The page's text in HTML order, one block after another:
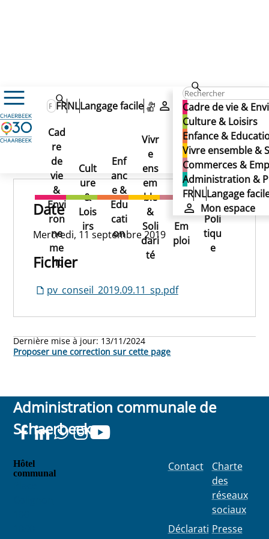
Cadre de vie &
Culture & Loisirs
Enfance &
Vivre ensemble &
Commerces &
Administration &
FRNLLangage
Mon espace
FRNLLangage facile
Mon espace
Cad
re
de
vie
&
Envi
ron
ne
me
nt
Cult
ure
&
Lois
irs
Enf
anc
e &
Edu
cati
on
Vivr
e
ens
em
ble
&
Soli
dari
té
Co
mm
erc
es
&
Em
ploi
Ad
min
istr
atio
n &
Poli
tiqu
e
11/09/2019
11/09/2019
11/09/2019
Publié le 13/11/2024
Date
Mercredi, 11 septembre 2019
Fichier
pv_conseil_2019.09.11_sp.pdf
Dernière mise à jour: 13/11/2024
Proposer une correction sur cette page
Administration communale de
Schaerbeek
Hôtel
communal
Contact
Déclarati
Charte
des
réseaux
sociaux
Presse